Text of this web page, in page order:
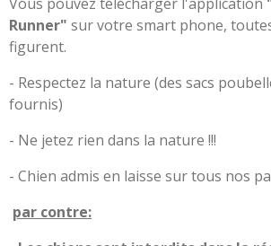
Runner" sur votre smart phone,
figurent.
- Respectez la nature (des sacs
fournis)
- Ne jetez rien dans la nature !!!
- Chien admis en laisse sur tous nos
par contre: